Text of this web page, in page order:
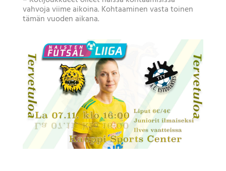
vahvoja viime aikoina. Kohtaaminen vasta toinen
tämän vuoden aikana.